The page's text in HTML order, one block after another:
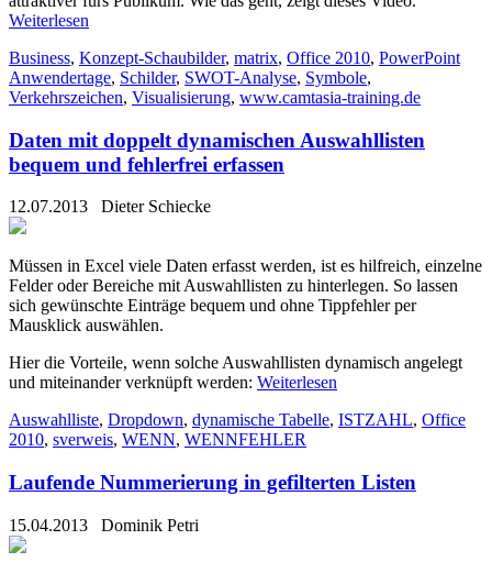
Weiterlesen
Business, Konzept-Schaubilder, matrix, Office 2010, PowerPoint
Anwendertage, Schilder, SWOT-Analyse, Symbole,
Verkehrszeichen, Visualisierung, www.camtasia-training.de
Daten mit doppelt dynamischen Auswahllisten
bequem und fehlerfrei erfassen
12.07.2013 Dieter Schiecke
Müssen in Excel viele Daten erfasst werden, ist es hilfreich, einzelne
Felder oder Bereiche mit Auswahllisten zu hinterlegen. So lassen
sich gewünschte Einträge bequem und ohne Tippfehler per
Mausklick auswählen.
Hier die Vorteile, wenn solche Auswahllisten dynamisch angelegt
und miteinander verknüpft werden: Weiterlesen
Auswahlliste, Dropdown, dynamische Tabelle, ISTZAHL, Office
2010, sverweis, WENN, WENNFEHLER
Laufende Nummerierung in gefilterten Listen
15.04.2013 Dominik Petri